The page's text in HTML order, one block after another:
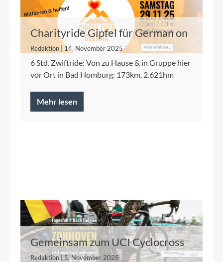
Charityride Gipfel für German on
Zwift @ Denfeld
Redaktion | 14. November 2025
6 Std. Zwiftride: Von zu Hause & in Gruppe hier
vor Ort in Bad Homburg: 173km, 2.621hm
Mehr lesen
Gemeinsam zum UCI Cyclocross
World Cup Zonhoven
Redaktion | 5. November 2025